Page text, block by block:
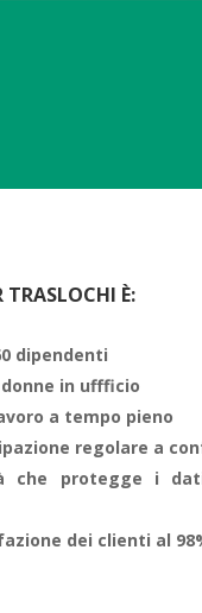
TRASLOCHI È:
dipendenti
donne in uffficio
a tempo pieno
regolare a
che protegge i
dei clienti al